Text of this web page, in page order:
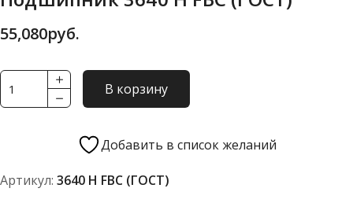
55,080руб.
Количество
товара
FBC
В корзину
Добавить в список желаний
Артикул: 3640 Н FBC (ГОСТ)